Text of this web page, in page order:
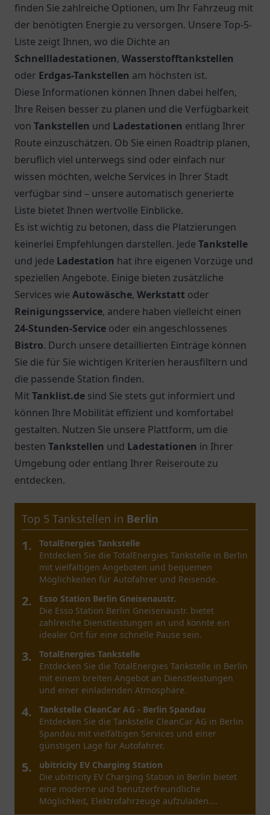
finden Sie zahlreiche Optionen, um Ihr Fahrzeug mit
der benötigten Energie zu versorgen. Unsere Top-5-
Liste zeigt Ihnen, wo die Dichte an
Schnellladestationen, Wasserstofftankstellen
oder Erdgas-Tankstellen am höchsten ist.
Diese Informationen können Ihnen dabei helfen,
Ihre Reisen besser zu planen und die Verfügbarkeit
von Tankstellen und Ladestationen entlang Ihrer
Route einzuschätzen. Ob Sie einen Roadtrip planen,
beruflich viel unterwegs sind oder einfach nur
wissen möchten, welche Services in Ihrer Stadt
verfügbar sind – unsere automatisch generierte
Liste bietet Ihnen wertvolle Einblicke.
Es ist wichtig zu betonen, dass die Platzierungen
keinerlei Empfehlungen darstellen. Jede Tankstelle
und jede Ladestation hat ihre eigenen Vorzüge und
speziellen Angebote. Einige bieten zusätzliche
Services wie Autowäsche, Werkstatt oder
Reinigungsservice, andere haben vielleicht einen
24-Stunden-Service oder ein angeschlossenes
Bistro. Durch unsere detaillierten Einträge können
Sie die für Sie wichtigen Kriterien herausfiltern und
die passende Station finden.
Mit Tanklist.de sind Sie stets gut informiert und
können Ihre Mobilität effizient und komfortabel
gestalten. Nutzen Sie unsere Plattform, um die
besten Tankstellen und Ladestationen in Ihrer
Umgebung oder entlang Ihrer Reiseroute zu
entdecken.
Top 5 Tankstellen in Dortmund
1.
Shell Select
Entdecken Sie Shell Select in Dortmund – Ihr
Anlaufpunkt für Snacks, Getränke und eine
entspannte Pause auf Ihrer Reise.
2.
BAVARIA petrol
BAVARIA petrol in Dortmund bietet hochwertigen
Service, vielfältige Angebote und eine angenehme
Atmosphäre für alle Autofahrer.
3.
Tankstelle Gerdes GmbH
Entdecken Sie die Tankstelle Gerdes GmbH in
Dortmund mit ihrem vielfältigen Angebot an
Kraftstoffen und freundlichem Service.
4.
Markant Tankstelle
Entdecken Sie die Markant Tankstelle in Dortmund,
die eine bequeme Anlaufstelle für
Tankstellenbesucher bietet. Einfach, schnell und
5.
Shell
Shell in Dortmund bietet eine breite Auswahl an
Kraftstoffen und Snacks in der Provinzialstraße 83.
Besuchen Sie uns für freundlichen Service.